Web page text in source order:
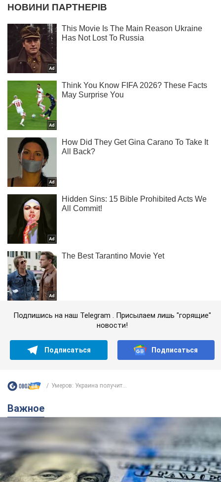
Подпишись на наш Telegram . Присылаем лишь "горящие"
новости!
Подписаться Подписаться
Умеров: Украина получит...
Важное